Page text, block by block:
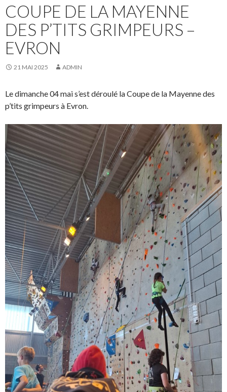
COUPE DE LA MAYENNE
DES P’TITS GRIMPEURS –
EVRON
21 MAI 2025 ADMIN
Le dimanche 04 mai s’est déroulé la Coupe de la Mayenne des
p’tits grimpeurs à Evron.